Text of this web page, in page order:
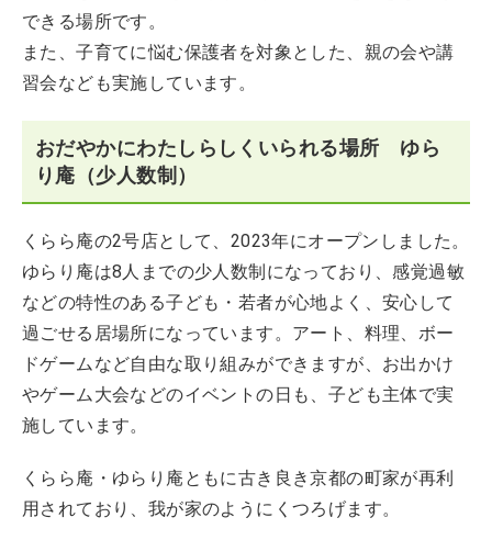
できる場所です。
また、子育てに悩む保護者を対象とした、親の会や講
習会なども実施しています。
おだやかにわたしらしくいられる場所 ゆら
り庵（少人数制）
くらら庵の2号店として、2023年にオープンしました。
ゆらり庵は8人までの少人数制になっており、感覚過敏
などの特性のある子ども・若者が心地よく、安心して
過ごせる居場所になっています。アート、料理、ボー
ドゲームなど自由な取り組みができますが、お出かけ
やゲーム大会などのイベントの日も、子ども主体で実
施しています。
くらら庵・ゆらり庵ともに古き良き京都の町家が再利
用されており、我が家のようにくつろげます。